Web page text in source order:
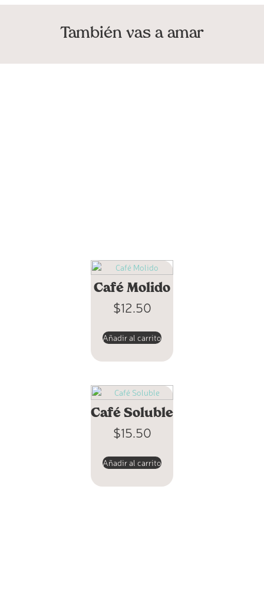
También vas a amar
Café Molido
$12.50
Añadir al carrito
Café Soluble
$15.50
Añadir al carrito